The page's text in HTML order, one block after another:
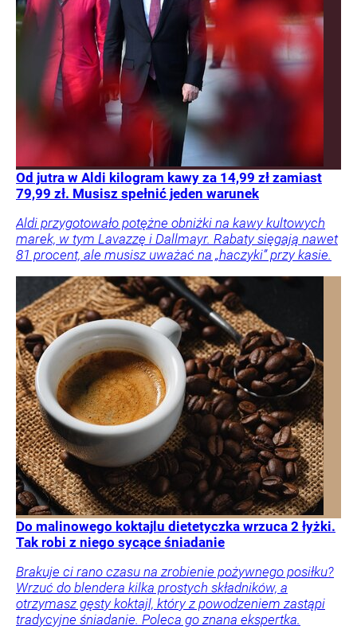
Od jutra w Aldi kilogram kawy za 14,99 zł zamiast
79,99 zł. Musisz spełnić jeden warunek
Aldi przygotowało potężne obniżki na kawy kultowych
marek, w tym Lavazzę i Dallmayr. Rabaty sięgają nawet
81 procent, ale musisz uważać na „haczyki” przy kasie.
Do malinowego koktajlu dietetyczka wrzuca 2 łyżki.
Tak robi z niego sycące śniadanie
Brakuje ci rano czasu na zrobienie pożywnego posiłku?
Wrzuć do blendera kilka prostych składników, a
otrzymasz gęsty koktajl, który z powodzeniem zastąpi
tradycyjne śniadanie. Poleca go znana ekspertka.